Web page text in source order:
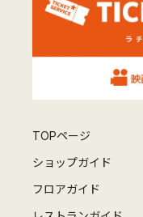
TOPページ
ショップガイド
フロアガイド